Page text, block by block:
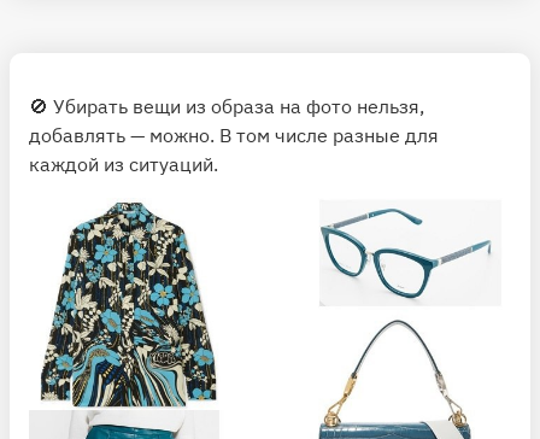
🚫 Убирать вещи из образа на фото нельзя,
добавлять — можно. В том числе разные для
каждой из ситуаций.